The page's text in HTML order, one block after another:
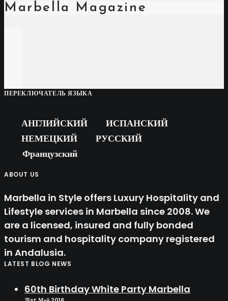
Marbella Magazine
ПЕРЕКЛЮЧАТЕЛЬ ЯЗЫКА
АНГЛИЙСКИЙ
ИСПАНСКИЙ
НЕМЕЦКИЙ
РУССКИЙ
Французский
ABOUT US
Marbella in Style offers Luxury Hospitality and
Lifestyle services in Marbella since 2008. We
are a licensed, insured and fully bonded
tourism and hospitality company registered
in Andalusia.
LATEST BLOG NEWS
60th Birthday White Party Marbella